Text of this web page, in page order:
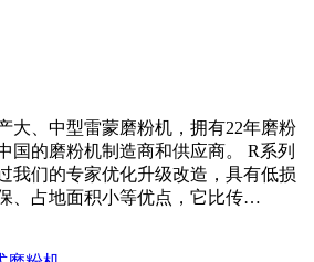
大、中型雷蒙磨粉机，拥有22年磨粉
国的磨粉机制造商和供应商。 R系列
我们的专家优化升级改造，具有低损
、占地面积小等优点，它比传…